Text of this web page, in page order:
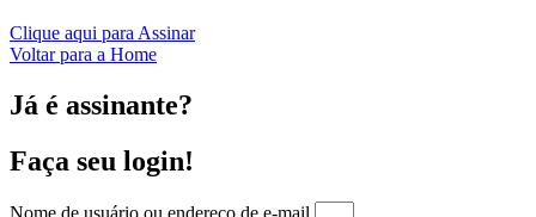
Clique aqui para Assinar
Voltar para a Home
Já é assinante?
Faça seu login!